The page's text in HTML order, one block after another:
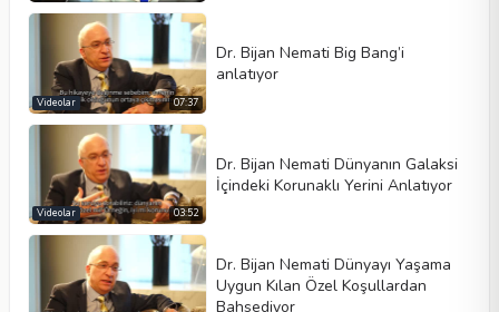
07:37
Videolar
Dr. Bijan Nemati Big Bang’i
anlatıyor
03:52
Videolar
Dr. Bijan Nemati Dünyanın Galaksi
İçindeki Korunaklı Yerini Anlatıyor
Dr. Bijan Nemati Dünyayı Yaşama
Uygun Kılan Özel Koşullardan
Bahsediyor